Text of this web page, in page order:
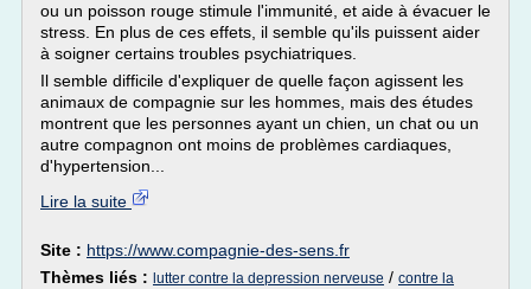
ou un poisson rouge stimule l'immunité, et aide à évacuer le
stress. En plus de ces effets, il semble qu'ils puissent aider
à soigner certains troubles psychiatriques.
Il semble difficile d'expliquer de quelle façon agissent les
animaux de compagnie sur les hommes, mais des études
montrent que les personnes ayant un chien, un chat ou un
autre compagnon ont moins de problèmes cardiaques,
d'hypertension...
Lire la suite
Site : https://www.compagnie-des-sens.fr
Thèmes liés : lutter contre la depression nerveuse / contre la